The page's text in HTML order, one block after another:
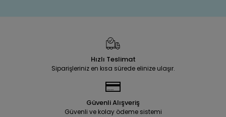
Hızlı Teslimat
Siparişleriniz en kısa sürede elinize ulaşır.
Güvenli Alışveriş
Güvenli ve kolay ödeme sistemi